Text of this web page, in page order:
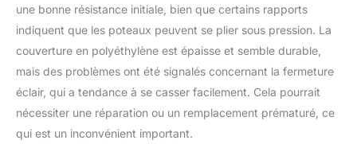
plusieurs étagères pour
plantes, ce qui le rend
idéal pour le jardinage
domestique et
efficace : Cette serre
tunnel est équipée de 12
fenêtres et d'une grande
une bonne résistance initiale, bien que certains rapports
indiquent que les poteaux peuvent se plier sous pression. La
couverture en polyéthylène est épaisse et semble durable,
mais des problèmes ont été signalés concernant la fermeture
éclair, qui a tendance à se casser facilement. Cela pourrait
nécessiter une réparation ou un remplacement prématuré, ce
qui est un inconvénient important.